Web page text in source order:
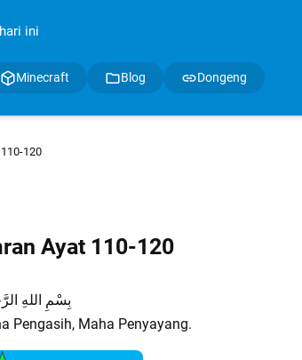
ini
Minecraft Blog Dongeng
120
Ayat 110-120
بِسْمِ اللهِ
Pengasih, Maha Penyayang.